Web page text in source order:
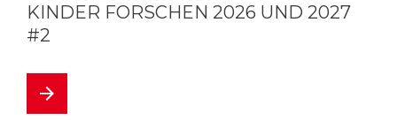
KINDER FORSCHEN 2026 UND 2027
#2
arrow_forward